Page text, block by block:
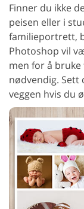
Finner du ikke
peisen eller i
familieportrett,
Photoshop vil
men for å
nødvendig. Sett
veggen hvis du